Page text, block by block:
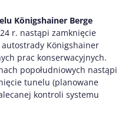
Königshainer Berge
r. nastąpi zamknięcie
Königshainer
prac konserwacyjnych.
popołudniowych nastąpi
tunelu (planowane
kontroli systemu